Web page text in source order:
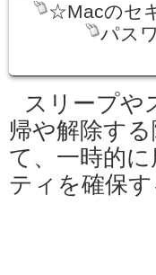
☆Macのセ
パス
スリープや
帰や解除す
て、一時的
ティを確保す